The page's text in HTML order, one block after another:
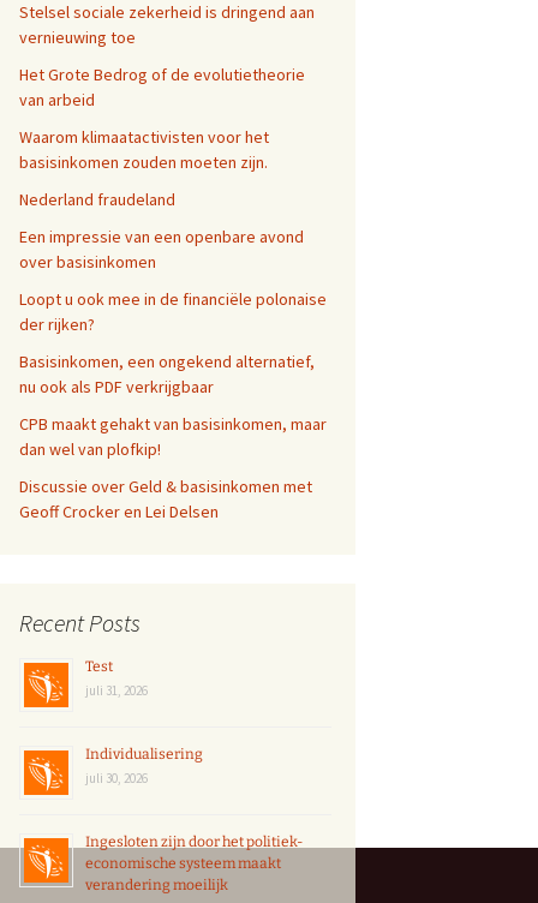
Stelsel sociale zekerheid is dringend aan
vernieuwing toe
Het Grote Bedrog of de evolutietheorie
van arbeid
Waarom klimaatactivisten voor het
basisinkomen zouden moeten zijn.
Nederland fraudeland
Een impressie van een openbare avond
over basisinkomen
Loopt u ook mee in de financiële polonaise
der rijken?
Basisinkomen, een ongekend alternatief,
nu ook als PDF verkrijgbaar
CPB maakt gehakt van basisinkomen, maar
dan wel van plofkip!
Discussie over Geld & basisinkomen met
Geoff Crocker en Lei Delsen
Recent Posts
Test
juli 31, 2026
Individualisering
juli 30, 2026
Ingesloten zijn door het politiek-
economische systeem maakt
verandering moeilijk